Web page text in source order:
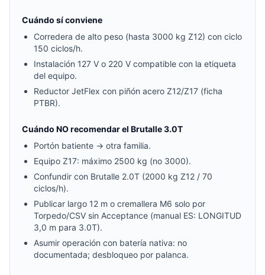
Cuándo sí conviene
Corredera de alto peso (hasta 3000 kg Z12) con ciclo
150 ciclos/h.
Instalación 127 V o 220 V compatible con la etiqueta
del equipo.
Reductor JetFlex con piñón acero Z12/Z17 (ficha
PTBR).
Cuándo NO recomendar el Brutalle 3.0T
Portón batiente → otra familia.
Equipo Z17: máximo 2500 kg (no 3000).
Confundir con Brutalle 2.0T (2000 kg Z12 / 70
ciclos/h).
Publicar largo 12 m o cremallera M6 solo por
Torpedo/CSV sin Acceptance (manual ES: LONGITUD
3,0 m para 3.0T).
Asumir operación con batería nativa: no
documentada; desbloqueo por palanca.